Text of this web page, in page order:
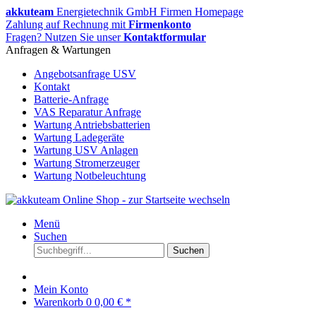
akkuteam Energietechnik GmbH Firmen Homepage
Zahlung auf Rechnung mit Firmenkonto
Fragen? Nutzen Sie unserKontaktformular
Anfragen & Wartungen
Angebotsanfrage USV
Kontakt
Batterie-Anfrage
VAS Reparatur Anfrage
Wartung Antriebsbatterien
Wartung Ladegeräte
Wartung USV Anlagen
Wartung Stromerzeuger
Wartung Notbeleuchtung
Menü
Suchen
Suchen
Mein Konto
Warenkorb 0 0,00 € *